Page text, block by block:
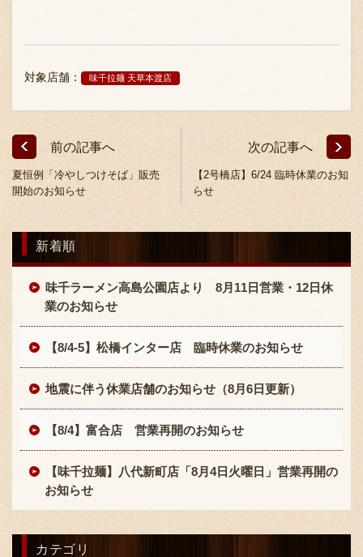
〒869-1107 熊本県菊池郡菊陽町辛川448
対象店舗： 味千拉麺 天草本渡店
前の記事へ
夏恒例「冷やしつけそば」販売
開始のお知らせ
次の記事へ
【2号橋店】6/24 臨時休業のお知
らせ
新着順
味千ラーメン高島公園店より 8月11日営業・12日休
業のお知らせ
【8/4-5】松橋インター店 臨時休業のお知らせ
地震に伴う休業店舗のお知らせ（8月6日更新）
【8/4】富合店 営業再開のお知らせ
【味千拉麺】八代新町店「8月4日火曜日」営業再開の
お知らせ
カテゴリ